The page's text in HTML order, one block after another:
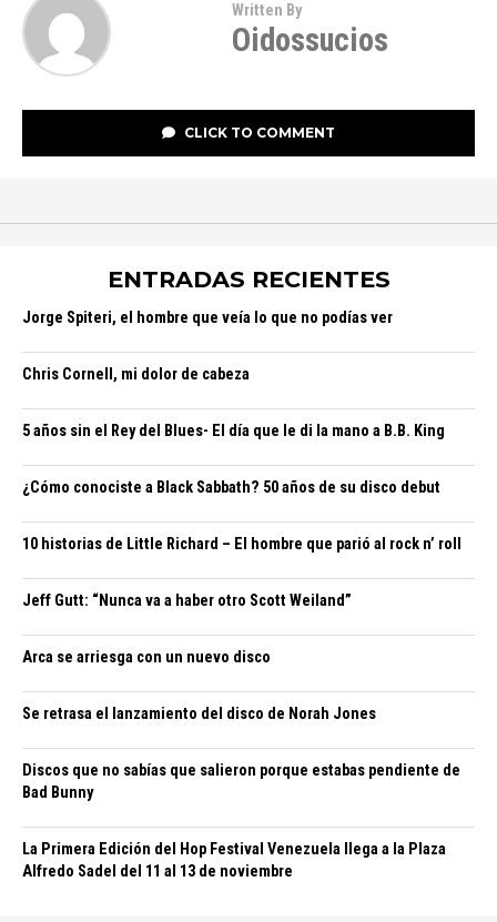
Written By
Oidossucios
CLICK TO COMMENT
ENTRADAS RECIENTES
Jorge Spiteri, el hombre que veía lo que no podías ver
Chris Cornell, mi dolor de cabeza
5 años sin el Rey del Blues- El día que le di la mano a B.B. King
¿Cómo conociste a Black Sabbath? 50 años de su disco debut
10 historias de Little Richard – El hombre que parió al rock n’ roll
Jeff Gutt: “Nunca va a haber otro Scott Weiland”
Arca se arriesga con un nuevo disco
Se retrasa el lanzamiento del disco de Norah Jones
Discos que no sabías que salieron porque estabas pendiente de
Bad Bunny
La Primera Edición del Hop Festival Venezuela llega a la Plaza
Alfredo Sadel del 11 al 13 de noviembre